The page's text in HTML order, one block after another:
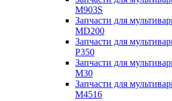
M903S
Запчасти для
MD200
Запчасти для
P350
Запчасти для
M30
Запчасти для
M4516